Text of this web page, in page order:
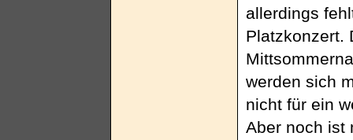
allerdings
Platzkonzert.
werden sich
nicht für ein
Aber noch ist